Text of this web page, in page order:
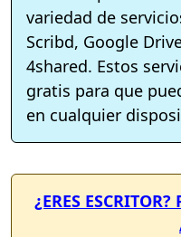
variedad de
Scribd, Google
4shared. Estos
gratis para que
en cualquier
¿ERES